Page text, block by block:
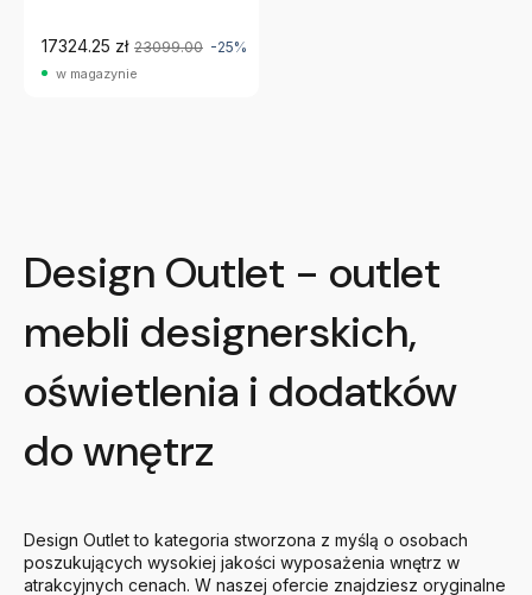
17324.25 zł 23099.00 -25%
w magazynie
Design Outlet - outlet
mebli designerskich,
oświetlenia i dodatków
do wnętrz
Design Outlet to kategoria stworzona z myślą o osobach
poszukujących wysokiej jakości wyposażenia wnętrz w
atrakcyjnych cenach. W naszej ofercie znajdziesz oryginalne